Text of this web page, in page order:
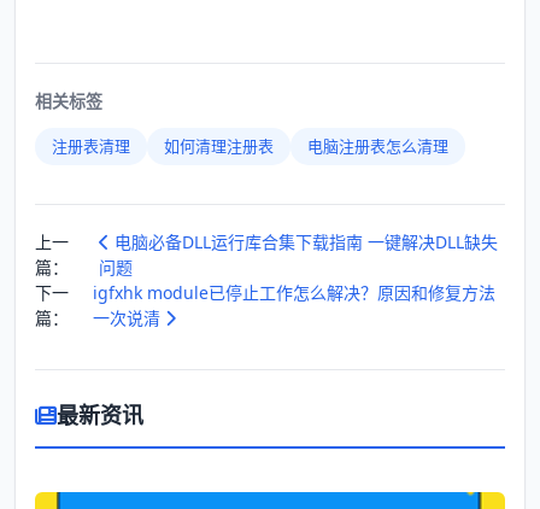
相关标签
注册表清理 如何清理注册表 电脑注册表怎么清理
上一
篇：
电脑必备DLL运行库合集下载指南 一键解决DLL缺失
问题
下一
篇：
igfxhk module已停止工作怎么解决？原因和修复方法
一次说清
最新资讯